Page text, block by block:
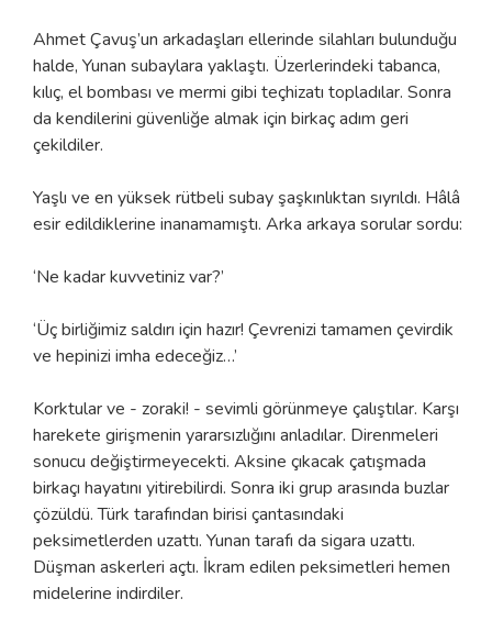
Ahmet Çavuş’un arkadaşları ellerinde silahları bulunduğu
halde, Yunan subaylara yaklaştı. Üzerlerindeki tabanca,
kılıç, el bombası ve mermi gibi teçhizatı topladılar. Sonra
da kendilerini güvenliğe almak için birkaç adım geri
çekildiler.
Yaşlı ve en yüksek rütbeli subay şaşkınlıktan sıyrıldı. Hâlâ
esir edildiklerine inanamamıştı. Arka arkaya sorular sordu:
‘Ne kadar kuvvetiniz var?’
‘Üç birliğimiz saldırı için hazır! Çevrenizi tamamen çevirdik
ve hepinizi imha edeceğiz…’
Korktular ve - zoraki! - sevimli görünmeye çalıştılar. Karşı
harekete girişmenin yararsızlığını anladılar. Direnmeleri
sonucu değiştirmeyecekti. Aksine çıkacak çatışmada
birkaçı hayatını yitirebilirdi. Sonra iki grup arasında buzlar
çözüldü. Türk tarafından birisi çantasındaki
peksimetlerden uzattı. Yunan tarafı da sigara uzattı.
Düşman askerleri açtı. İkram edilen peksimetleri hemen
midelerine indirdiler.